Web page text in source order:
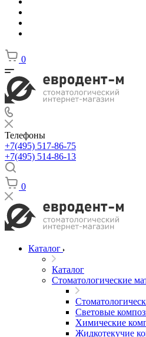
0
Телефоны
+7(495) 517-86-75
+7(495) 514-86-13
0
Каталог
Каталог
Стоматологические
Световые
Химические
Жидкотекучие